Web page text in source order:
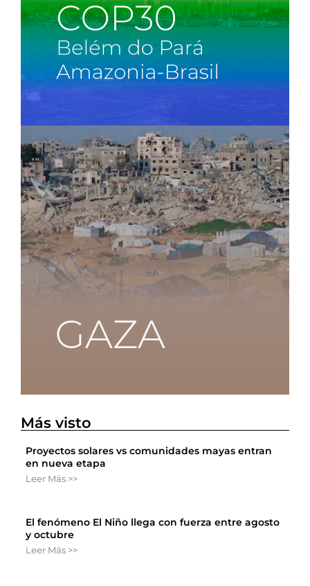
Más visto
Proyectos solares vs comunidades mayas entran
en nueva etapa
Leer Más >>
El fenómeno El Niño llega con fuerza entre agosto
y octubre
Leer Más >>